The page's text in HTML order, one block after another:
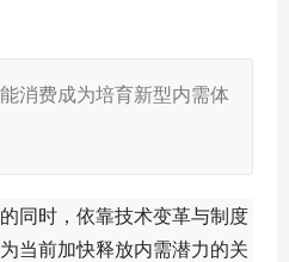
消费成为培育新型内需体
时，依靠技术变革与制度
当前加快释放内需潜力的关